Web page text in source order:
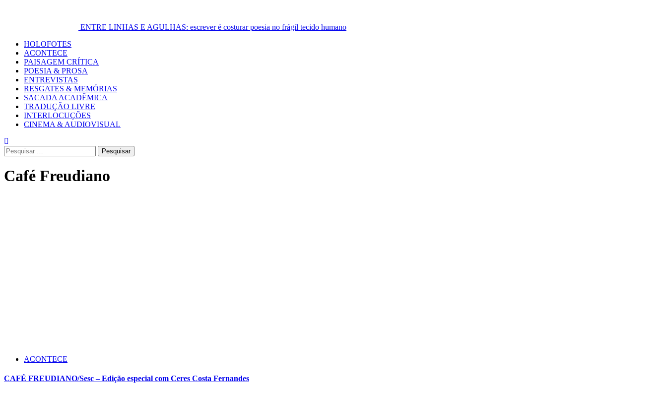
ENTRE LINHAS E AGULHAS: escrever é costurar poesia no frágil tecido humano
Primary
Menu
HOLOFOTES
ACONTECE
PAISAGEM CRÍTICA
POESIA & PROSA
ENTREVISTAS
RESGATES & MEMÓRIAS
SACADA ACADÊMICA
TRADUÇÃO LIVRE
INTERLOCUÇÕES
CINEMA & AUDIOVISUAL
Pesquisar
por:
Café Freudiano
ACONTECE
CAFÉ FREUDIANO/Sesc – Edição especial com Ceres Costa Fernandes